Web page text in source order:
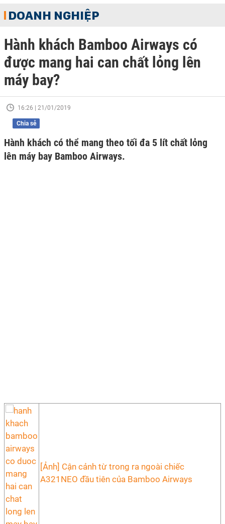
DOANH NGHIỆP
Hành khách Bamboo Airways có
được mang hai can chất lỏng lên
máy bay?
16:26 | 21/01/2019
Chia sẻ
Hành khách có thể mang theo tối đa 5 lít chất lỏng
lên máy bay Bamboo Airways.
[Ảnh] Cận cảnh từ trong ra ngoài chiếc
A321NEO đầu tiên của Bamboo Airways